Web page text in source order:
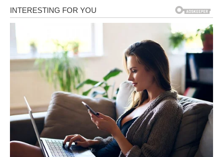
pokušati obnoviti kontakt.
Ali ovog puta vi ćete mnogo jasnije vidjeti šta želite i
nećete više pristajati na odnose koji vam donose
emotivni stres i nesigurnost.
Lavovi koji su zauzeti konačno će uspjeti riješiti
nesporazume koji ih dugo opterećuju.
Pred vama su iskreni razgovori, više pažnje i osjećaj da
partner konačno razumije koliko vam je stalo.